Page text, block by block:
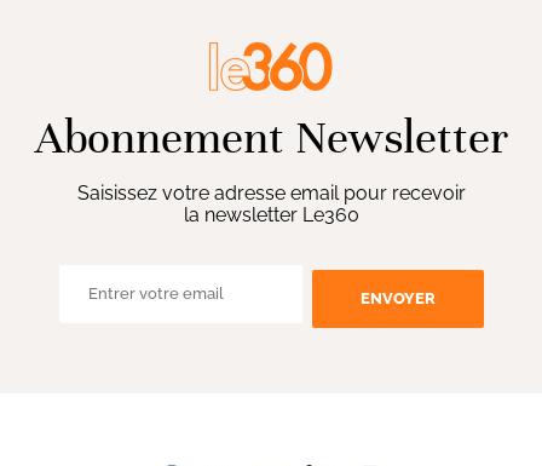
Abonnement Newsletter
Saisissez votre adresse email pour recevoir
la newsletter Le360
ENVOYER